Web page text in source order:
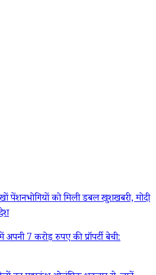
को मिली डबल खुशखबरी, मोदी
7 करोड़ रुपए की प्रॉपर्टी बेची: